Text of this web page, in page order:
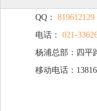
QQ： 819612129
电话： 021-
杨浦总部：四平
广场
移动电话：